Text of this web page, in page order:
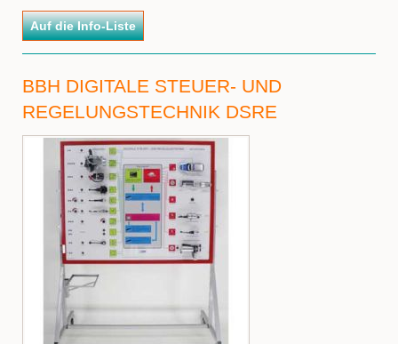
BBH DIGITALE STEUER- UND
REGELUNGSTECHNIK DSRE